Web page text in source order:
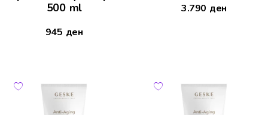
500 ml
945 ден
3.790 ден